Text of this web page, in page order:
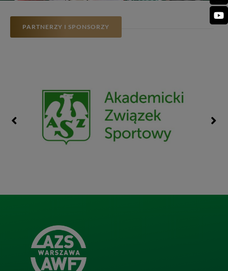
PARTNERZY I SPONSORZY